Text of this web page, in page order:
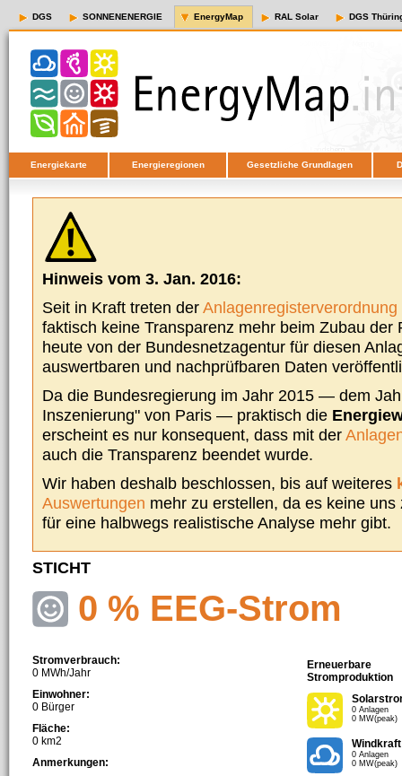
DGS SONNENENERGIE EnergyMap RAL Solar DGS
Energiekarte Energieregionen Gesetzliche Grundlagen
Hinweis vom 3. Jan. 2016:
Seit in Kraft treten derAnlagenregisterverordnung
faktisch keine Transparenz mehr beim Zubau der
heute von der Bundesnetzagentur für diesen
auswertbaren und nachprüfbaren Daten
Da die Bundesregierung im Jahr 2015 — dem
Inszenierung" von Paris — praktisch die
erscheint es nur konsequent, dass mit der
auch die Transparenz beendet wurde.
Wir haben deshalb beschlossen, bis auf weiteres
Auswertungen mehr zu erstellen, da es keine
für eine halbwegs realistische Analyse mehr gibt.
STICHT
0 % EEG-Strom
Stromverbrauch:
0 MWh/Jahr
Einwohner:
0 Bürger
Fläche:
0 km2
Anmerkungen:
Erneuerbare
Stromproduktion
0 Anlagen
0 MW(peak)
Windkraft
0 Anlagen
0 MW(peak)